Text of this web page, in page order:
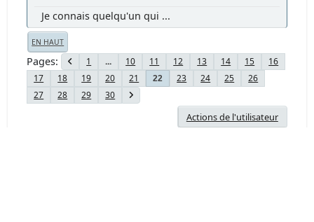
Je connais quelqu'un qui ...
EN HAUT
Pages 1 ... 10 11 12 13 14 15
16
17
18 19 20 21 22 23 24 25
26
27
28 29 30
Actions de l'utilisateur